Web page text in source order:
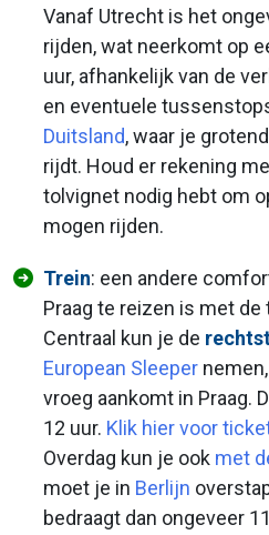
Vanaf Utrecht is het
rijden, wat neerkomt op
uur, afhankelijk van de
en eventuele
Duitsland, waar je
rijdt. Houd er rekening
tolvignet nodig hebt om
mogen rijden.
Trein: een andere
Praag te reizen is met
Centraal kun je de
European Sleeper
vroeg aankomt in Praag.
12 uur. Klik hier voor
Overdag kun je ook met
moet je in Berlijn
bedraagt dan ongeveer